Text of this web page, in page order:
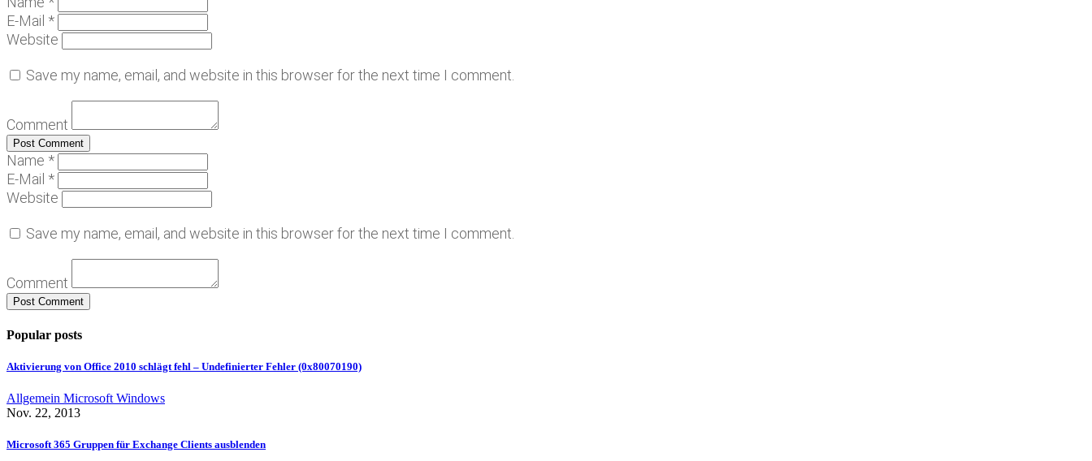
E-Mail *
Website
Save my name, email, and website in this browser for the next time I comment.
Comment
Name *
E-Mail *
Website
Save my name, email, and website in this browser for the next time I comment.
Comment
Popular posts
Aktivierung von Office 2010 schlägt fehl – Undefinierter Fehler (0x80070190)
Allgemein Microsoft Windows
Nov. 22, 2013
Microsoft 365 Gruppen für Exchange Clients ausblenden